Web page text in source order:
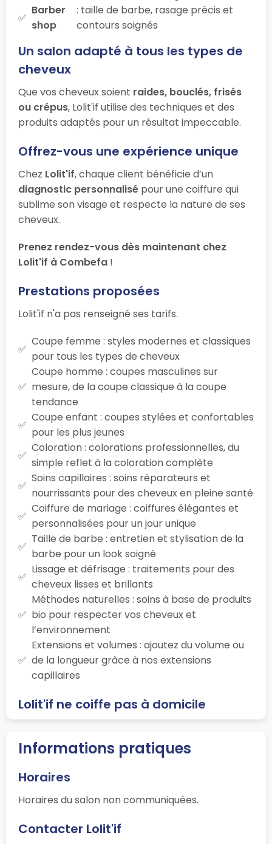
Barber
shop
: taille de barbe, rasage précis et
contours soignés
Un salon adapté à tous les types de
cheveux
Que vos cheveux soient raides, bouclés, frisés
ou crépus, Lolit'if utilise des techniques et des
produits adaptés pour un résultat impeccable.
Offrez-vous une expérience unique
Chez Lolit'if, chaque client bénéficie d’un
diagnostic personnalisé pour une coiffure qui
sublime son visage et respecte la nature de ses
cheveux.
Prenez rendez-vous dès maintenant chez
Lolit'if à Combefa !
Prestations proposées
Lolit'if n'a pas renseigné ses tarifs.
Coupe femme : styles modernes et classiques
pour tous les types de cheveux
Coupe homme : coupes masculines sur
mesure, de la coupe classique à la coupe
tendance
Coupe enfant : coupes stylées et confortables
pour les plus jeunes
Coloration : colorations professionnelles, du
simple reflet à la coloration complète
Soins capillaires : soins réparateurs et
nourrissants pour des cheveux en pleine santé
Coiffure de mariage : coiffures élégantes et
personnalisées pour un jour unique
Taille de barbe : entretien et stylisation de la
barbe pour un look soigné
Lissage et défrisage : traitements pour des
cheveux lisses et brillants
Méthodes naturelles : soins à base de produits
bio pour respecter vos cheveux et
l’environnement
Extensions et volumes : ajoutez du volume ou
de la longueur grâce à nos extensions
capillaires
Lolit'if ne coiffe pas à domicile
Informations pratiques
Horaires
Horaires du salon non communiquées.
Contacter Lolit'if